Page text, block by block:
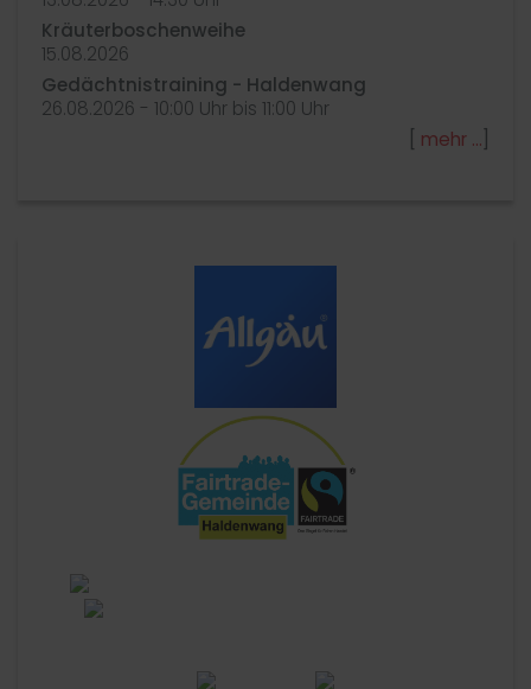
Kräuterboschenweihe
15.​08.​2026
Gedächtnistraining - Haldenwang
26.​08.​2026 - 10:00 Uhr bis 11:00 Uhr
mehr